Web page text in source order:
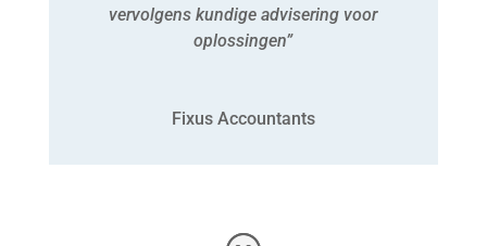
vervolgens kundige advisering voor
oplossingen”
Fixus Accountants